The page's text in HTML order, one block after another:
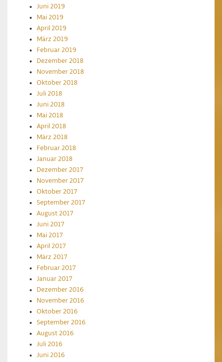
Juni 2019
Mai 2019
April 2019
März 2019
Februar 2019
Dezember 2018
November 2018
Oktober 2018
Juli 2018
Juni 2018
Mai 2018
April 2018
März 2018
Februar 2018
Januar 2018
Dezember 2017
November 2017
Oktober 2017
September 2017
August 2017
Juni 2017
Mai 2017
April 2017
März 2017
Februar 2017
Januar 2017
Dezember 2016
November 2016
Oktober 2016
September 2016
August 2016
Juli 2016
Juni 2016